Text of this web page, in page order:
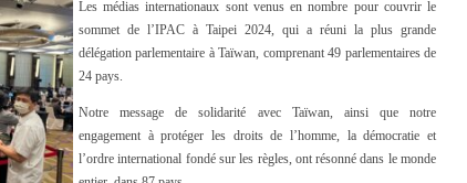
Les médias internationaux sont venus en nombre pour couvrir le
sommet de l’IPAC à Taipei 2024, qui a réuni la plus grande
délégation parlementaire à Taïwan, comprenant 49 parlementaires de
24 pays.
Notre message de solidarité avec Taïwan, ainsi que notre
engagement à protéger les droits de l’homme, la démocratie et
l’ordre international fondé sur les règles, ont résonné dans le monde